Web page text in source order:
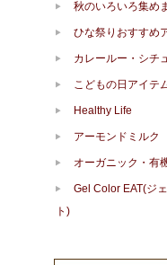
秋のいろいろ集め
ひな祭りおすすめ
カレールー・シチ
こどもの日アイテ
Healthy Life
アーモンドミルク
オーガニック・有
Gel Color EAT(ジ
ト)